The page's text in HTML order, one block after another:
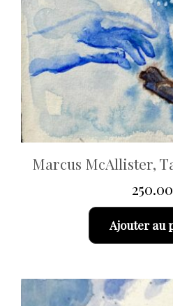
Marcus McAllister,
250.00
Ajouter au